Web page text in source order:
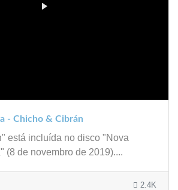
- Chicho & Cibrán
está incluída no disco "Nova
(8 de novembro de 2019)....
2.4K